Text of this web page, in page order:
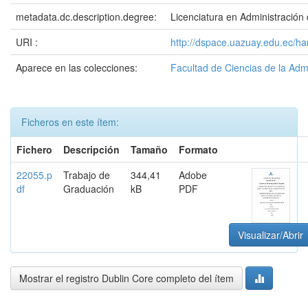
metadata.dc.description.degree:
Licenciatura en Administración
URI :
http://dspace.uazuay.edu.ec/
Aparece en las colecciones:
Facultad de Ciencias de la
Ficheros en este ítem:
Fichero
Descripción Tamaño
Formato
22055.p
df
Trabajo de
Graduación
344,41
kB
Adobe
PDF
Visualizar/Abrir
Mostrar el registro Dublin Core completo del ítem